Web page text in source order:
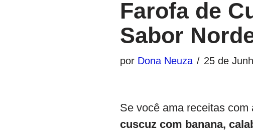
Farofa de
Sabor
por Dona Neuza 25 de
Se você ama receitas
cuscuz com banana,